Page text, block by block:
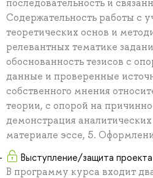
последовательность и
Содержательность работы с
теоретических основ и
релевантных тематике
обоснованность тезисов с
данные и проверенные
собственного мнения
теории, с опорой на
демонстрация
материале эссе, 5.
Выступление/защита
В программу курса входит